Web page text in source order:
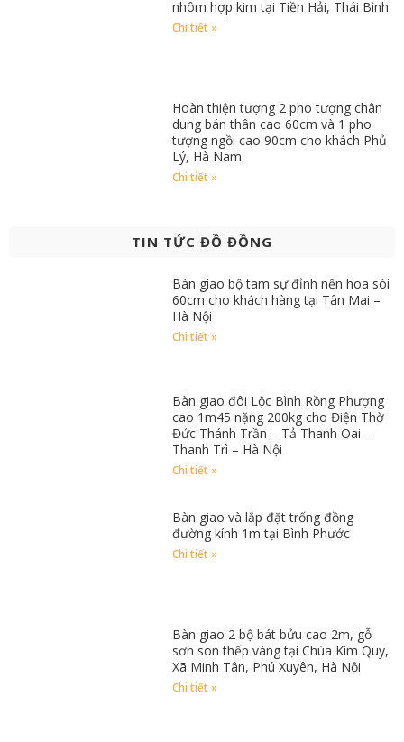
nhôm hợp kim tại Tiền Hải, Thái Bình
Chi tiết »
Hoàn thiện tượng 2 pho tượng chân
dung bán thân cao 60cm và 1 pho
tượng ngồi cao 90cm cho khách Phủ
Lý, Hà Nam
Chi tiết »
TIN TỨC ĐỒ ĐỒNG
Bàn giao bộ tam sự đỉnh nến hoa sòi
60cm cho khách hàng tại Tân Mai –
Hà Nội
Chi tiết »
Bàn giao đôi Lộc Bình Rồng Phượng
cao 1m45 nặng 200kg cho Điện Thờ
Đức Thánh Trần – Tả Thanh Oai –
Thanh Trì – Hà Nội
Chi tiết »
Bàn giao và lắp đặt trống đồng
đường kính 1m tại Bình Phước
Chi tiết »
Bàn giao 2 bộ bát bửu cao 2m, gỗ
sơn son thếp vàng tại Chùa Kim Quy,
Xã Minh Tân, Phú Xuyên, Hà Nội
Chi tiết »